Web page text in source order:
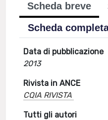
Scheda breve
Scheda
Data di pubblicazione
2013
Rivista in ANCE
CQIA RIVISTA
Tutti gli autori